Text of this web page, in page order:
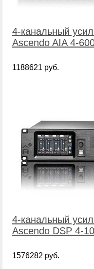
4-канальный
Ascendo AIA 4-
1188621 руб.
4-канальный
Ascendo DSP 4-
1576282 руб.